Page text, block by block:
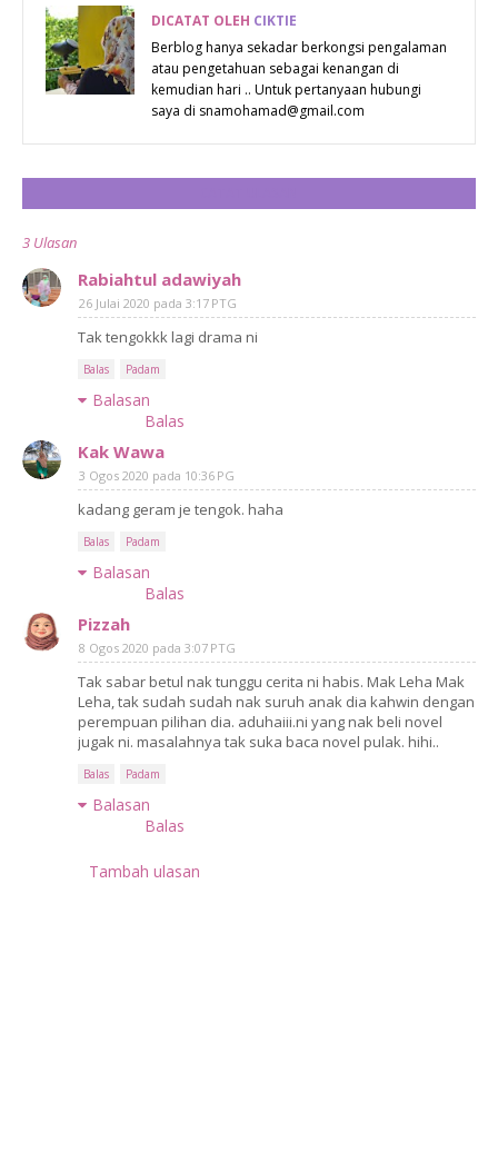
DICATAT OLEH CIKTIE
Berblog hanya sekadar berkongsi pengalaman
atau pengetahuan sebagai kenangan di
kemudian hari .. Untuk pertanyaan hubungi
saya di snamohamad@gmail.com
3 Ulasan
Rabiahtul adawiyah
26 Julai 2020 pada 3:17 PTG
Tak tengokkk lagi drama ni
Balas Padam
Balasan
Balas
Kak Wawa
3 Ogos 2020 pada 10:36 PG
kadang geram je tengok. haha
Balas Padam
Balasan
Balas
Pizzah
8 Ogos 2020 pada 3:07 PTG
Tak sabar betul nak tunggu cerita ni habis. Mak Leha Mak
Leha, tak sudah sudah nak suruh anak dia kahwin dengan
perempuan pilihan dia. aduhaiii.ni yang nak beli novel
jugak ni. masalahnya tak suka baca novel pulak. hihi..
Balas Padam
Balasan
Balas
Tambah ulasan